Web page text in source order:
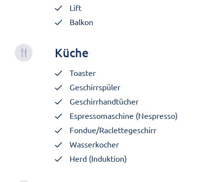
Lift
Balkon
Küche
Toaster
Geschirrspüler
Geschirrhandtücher
Espressomaschine (Nespresso)
Fondue/Raclettegeschirr
Wasserkocher
Herd (Induktion)